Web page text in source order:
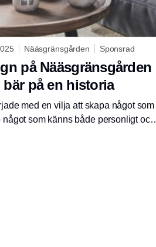
Nääsgränsgården Sponsrad
på Nääsgränsgården
bär på en historia
med en vilja att skapa något som
något som känns både personligt och